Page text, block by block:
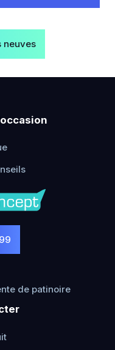
neuves
de patinoire